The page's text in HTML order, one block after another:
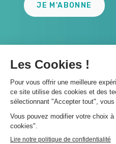
JE M'ABONNE
A propos 👇